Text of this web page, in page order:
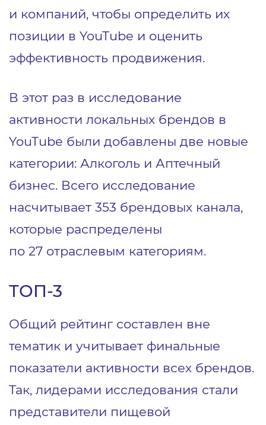
и компаний, чтобы определить их
позиции в YouTube и оценить
эффективность продвижения.
В этот раз в исследование
активности локальных брендов в
YouTube были добавлены две новые
категории: Алкоголь и Аптечный
бизнес. Всего исследование
насчитывает 353 брендовых канала,
которые распределены
по 27 отраслевым категориям.
ТОП-3
Общий рейтинг составлен вне
тематик и учитывает финальные
показатели активности всех брендов.
Так, лидерами исследования стали
представители пищевой